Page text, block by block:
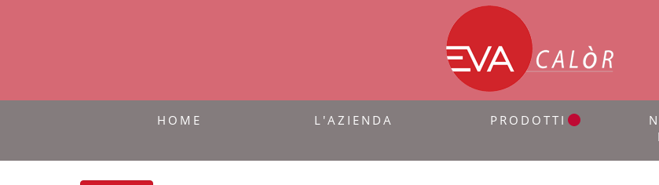
HOME L'AZIENDA PRODOTTI